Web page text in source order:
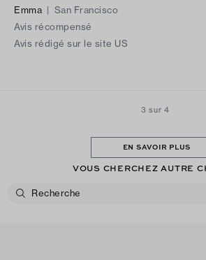
Emma | San Francisco
Avis récompensé
Avis rédigé sur le site US
3 sur 4
EN SAVOIR PLUS
VOUS CHERCHEZ AUTRE